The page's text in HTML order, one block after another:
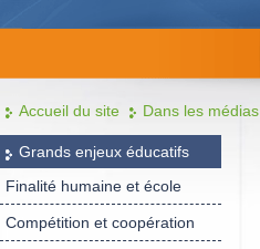
Accueil du site Dans les médias
Grands enjeux éducatifs
Finalité humaine et école
Compétition et coopération